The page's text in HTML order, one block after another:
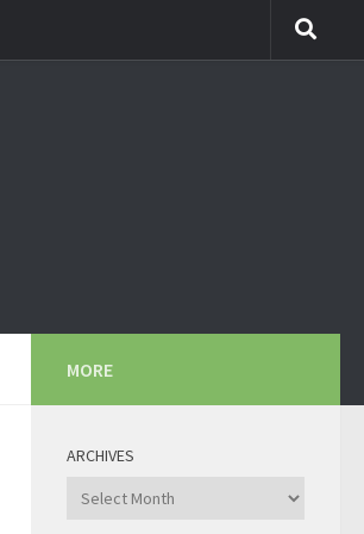
MORE
ARCHIVES
Archives